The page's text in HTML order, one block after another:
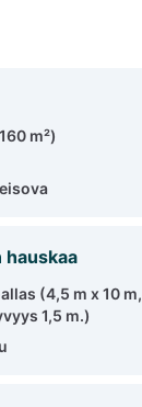
m²)
hauskaa
(4,5 m x 10 m,
1,5 m.)